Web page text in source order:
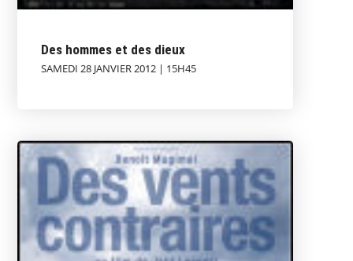
Des hommes et des dieux
SAMEDI 28 JANVIER 2012 | 15H45